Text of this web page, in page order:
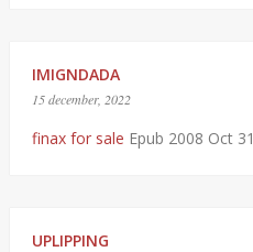
IMIGNDADA
15 december, 2022
finax for sale Epub 2008 Oct 31
UPLIPPING